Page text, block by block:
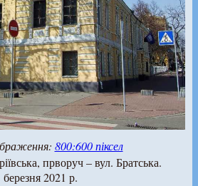
800:600 піксел
прворуч – вул. Братська.
2021 р.